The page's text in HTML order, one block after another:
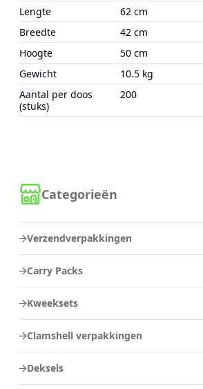
Categorieën
Verzendverpakkingen
Carry Packs
Kweeksets
Clamshell verpakkingen
Deksels
Lengte
62 cm
Breedte
42 cm
Hoogte
50 cm
Gewicht
10.5 kg
Aantal per doos
(stuks)
200